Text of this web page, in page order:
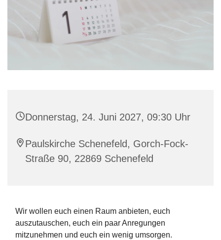
Donnerstag, 24. Juni 2027, 09:30 Uhr
Paulskirche Schenefeld, Gorch-Fock-
Straße 90, 22869 Schenefeld
Wir wollen euch einen Raum anbieten, euch
auszutauschen, euch ein paar Anregungen
mitzunehmen und euch ein wenig umsorgen.